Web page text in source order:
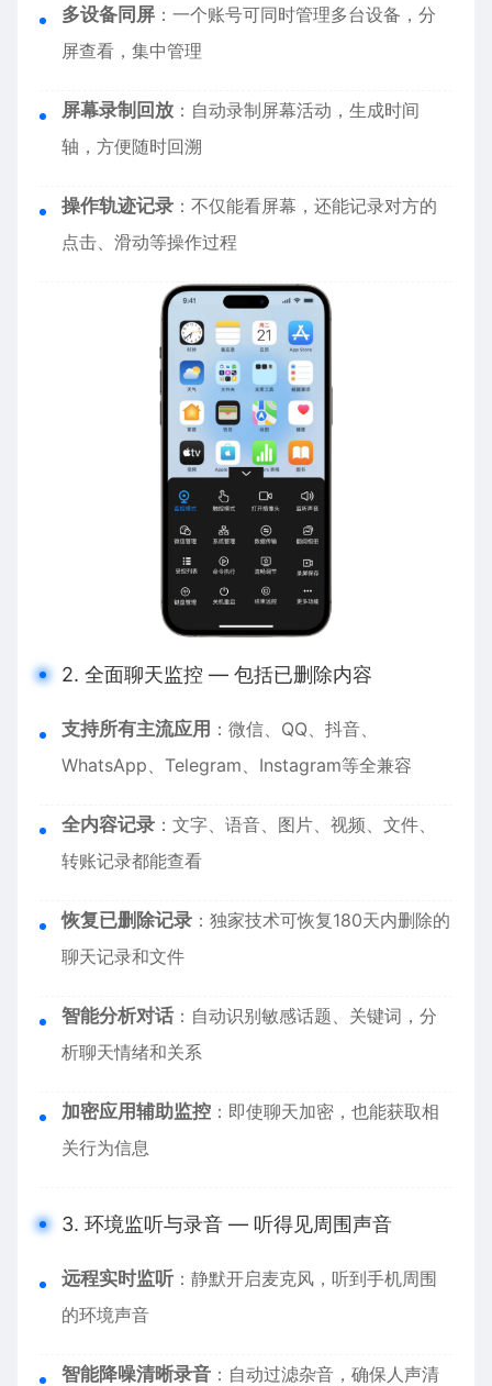
多设备同屏 ：一个账号可同时管理多台设备，分
屏查看，集中管理
屏幕录制回放 ：自动录制屏幕活动，生成时间
轴，方便随时回溯
操作轨迹记录 ：不仅能看屏幕，还能记录对方的
点击、滑动等操作过程
2. 全面聊天监控 — 包括已删除内容
支持所有主流应用 ：微信、QQ、抖音、
WhatsApp、Telegram、Instagram等全兼容
全内容记录 ：文字、语音、图片、视频、文件、
转账记录都能查看
恢复已删除记录 ：独家技术可恢复180天内删除的
聊天记录和文件
智能分析对话 ：自动识别敏感话题、关键词，分
析聊天情绪和关系
加密应用辅助监控 ：即使聊天加密，也能获取相
关行为信息
3. 环境监听与录音 — 听得见周围声音
远程实时监听 ：静默开启麦克风，听到手机周围
的环境声音
智能降噪清晰录音 ：自动过滤杂音，确保人声清